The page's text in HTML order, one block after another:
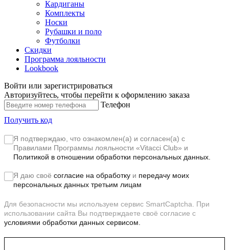
Кардиганы
Комплекты
Носки
Рубашки и поло
Футболки
Скидки
Программа лояльности
Lookbook
Войти или зарегистрироваться
Авторизуйтесь, чтобы перейти к оформлению заказа
Телефон
Получить код
Я подтверждаю, что ознакомлен(а) и согласен(а) с
Правилами Программы лояльности «Vitacci Club» и
Политикой в отношении обработки персональных данных.
Я даю своё согласие на обработку и передачу моих
персональных данных третьим лицам
Для безопасности мы используем сервис SmartCaptcha. При
использовании сайта Вы подтверждаете своё согласие с
условиями обработки данных сервисом.